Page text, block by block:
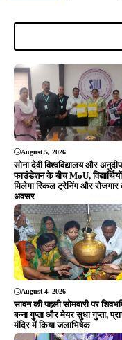
August 5, 2026
सोना देवी विश्वविद्यालय और अनुदीप
फाउंडेशन के बीच MoU,
मिलेगा स्किल ट्रेनिंग और रोजगार
अवसर
August 4, 2026
सावन की पहली सोमवारी पर
बन्ना गुप्ता और मेयर सुधा गुप्ता,
मंदिर में किया जलाभिषेक